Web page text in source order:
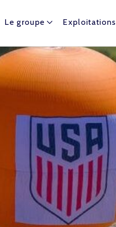
captifs autour du globe.
Le groupe Exploitations